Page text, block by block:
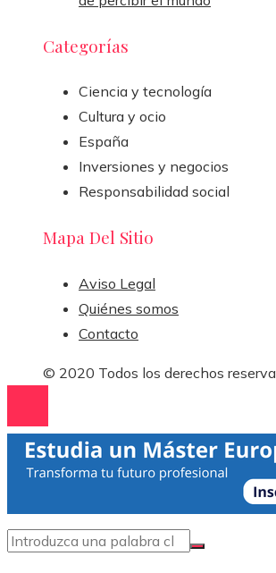
Categorías
Ciencia y tecnología
Cultura y ocio
España
Inversiones y negocios
Responsabilidad social
Mapa Del Sitio
Aviso Legal
Quiénes somos
Contacto
© 2020 Todos los derechos